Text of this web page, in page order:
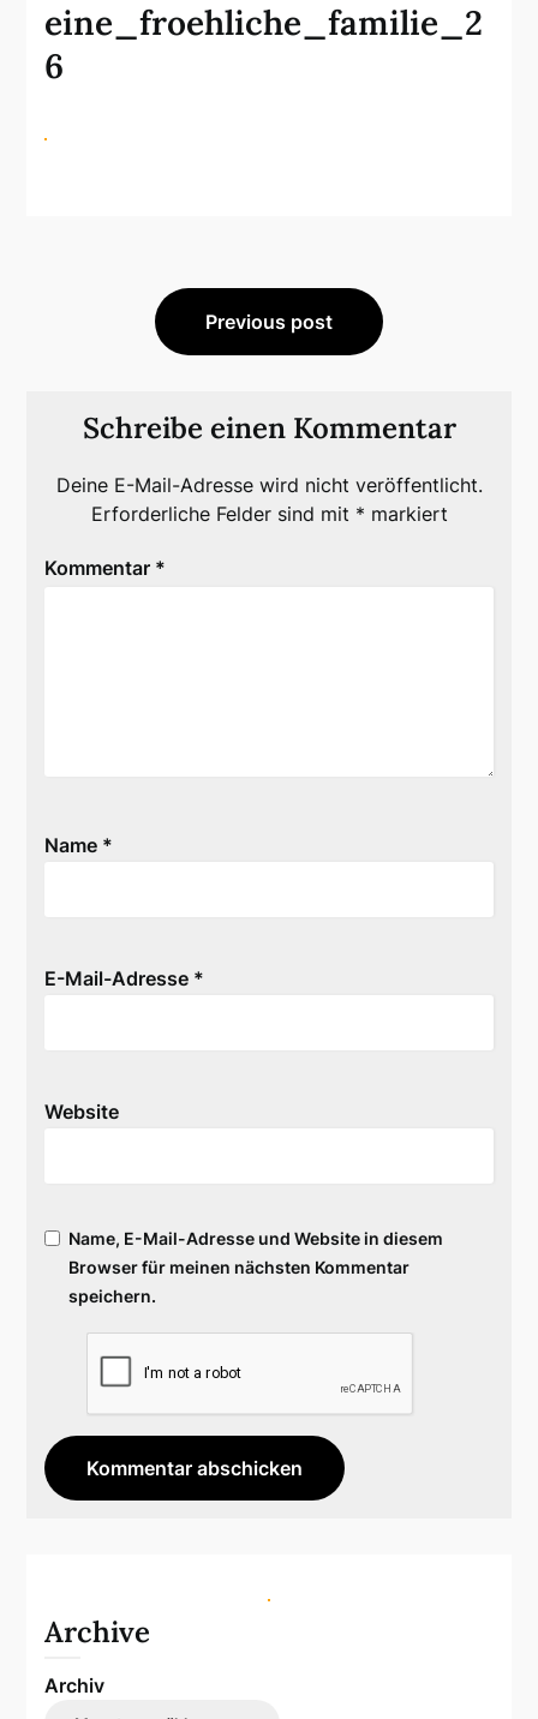
eine_froehliche_familie_2
6
Beitragsnavigation
Previous post
Schreibe einen Kommentar
Deine E-Mail-Adresse wird nicht veröffentlicht.
Erforderliche Felder sind mit * markiert
Kommentar *
Name *
E-Mail-Adresse *
Website
Name, E-Mail-Adresse und Website in diesem
Browser für meinen nächsten Kommentar
speichern.
Archive
Archiv